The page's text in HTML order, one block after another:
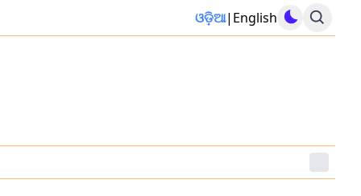
ଓଡ଼ିଆ| English